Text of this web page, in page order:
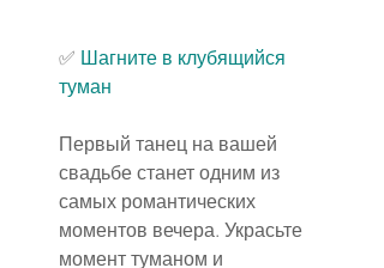
✅ Шагните в клубящийся
туман
Первый танец на вашей
свадьбе станет одним из
самых романтических
моментов вечера. Украсьте
момент туманом и